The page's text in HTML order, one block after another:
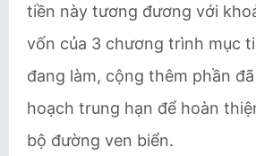
tiền này tương đương với
vốn của 3 chương trình mục
đang làm, cộng thêm phần
hoạch trung hạn để hoàn
bộ đường ven biển.